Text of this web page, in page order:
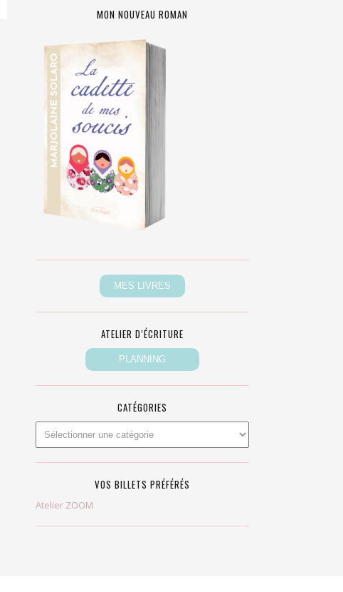
MON NOUVEAU ROMAN
ATELIER D’ÉCRITURE
CATÉGORIES
VOS BILLETS PRÉFÉRÉS
Atelier ZOOM